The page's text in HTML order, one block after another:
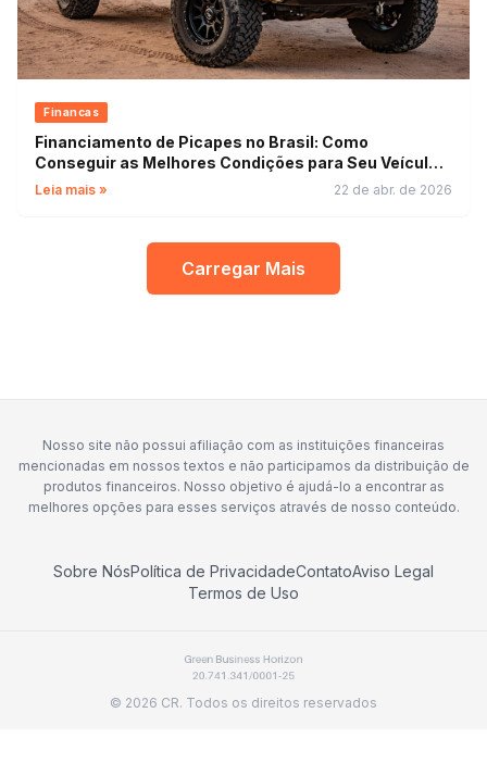
Financas
Financiamento de Picapes no Brasil: Como
Conseguir as Melhores Condições para Seu Veículo
de Trabalho
Leia mais » 22 de abr. de 2026
Carregar Mais
Nosso site não possui afiliação com as instituições financeiras
mencionadas em nossos textos e não participamos da distribuição de
produtos financeiros. Nosso objetivo é ajudá-lo a encontrar as
melhores opções para esses serviços através de nosso conteúdo.
Sobre NósPolítica de PrivacidadeContatoAviso Legal
Termos de Uso
© 2026 CR. Todos os direitos reservados